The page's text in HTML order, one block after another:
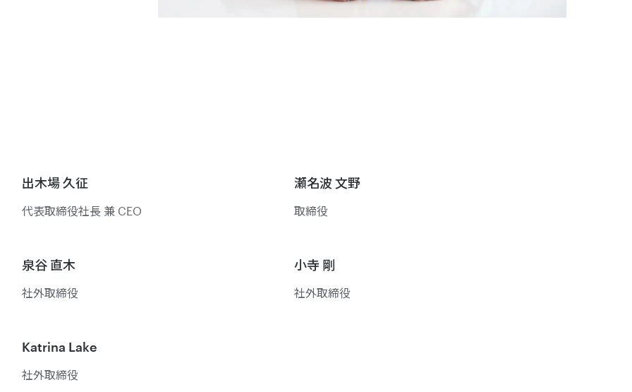
出木場 久征
代表取締役社長 兼 CEO
瀬名波 文野
取締役
泉谷 直木
社外取締役
小寺 剛
社外取締役
Katrina Lake
社外取締役